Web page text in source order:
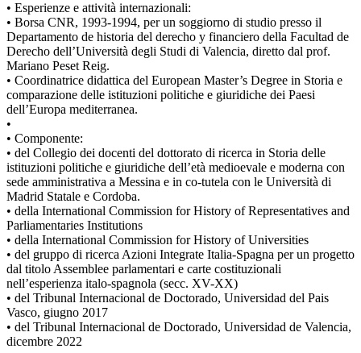
• Esperienze e attività internazionali:
• Borsa CNR, 1993-1994, per un soggiorno di studio presso il
Departamento de historia del derecho y financiero della Facultad de
Derecho dell’Università degli Studi di Valencia, diretto dal prof.
Mariano Peset Reig.
• Coordinatrice didattica del European Master’s Degree in Storia e
comparazione delle istituzioni politiche e giuridiche dei Paesi
dell’Europa mediterranea.
•
• Componente:
• del Collegio dei docenti del dottorato di ricerca in Storia delle
istituzioni politiche e giuridiche dell’età medioevale e moderna con
sede amministrativa a Messina e in co-tutela con le Università di
Madrid Statale e Cordoba.
• della International Commission for History of Representatives and
Parliamentaries Institutions
• della International Commission for History of Universities
• del gruppo di ricerca Azioni Integrate Italia-Spagna per un progetto
dal titolo Assemblee parlamentari e carte costituzionali
nell’esperienza italo-spagnola (secc. XV-XX)
• del Tribunal Internacional de Doctorado, Universidad del Pais
Vasco, giugno 2017
• del Tribunal Internacional de Doctorado, Universidad de Valencia,
dicembre 2022